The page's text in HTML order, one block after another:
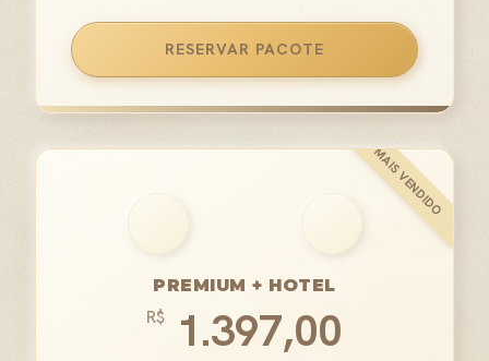
RESERVAR PACOTE
PREMIUM + HOTEL
R$ 1.397,00